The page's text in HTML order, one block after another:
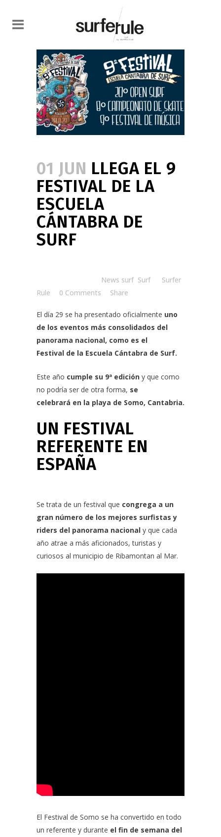
01 JUN LLEGA EL 9
FESTIVAL DE LA
ESCUELA
CÁNTABRA DE
SURF
News surf Surf
Surfer
Rule
0 Comments Share
El día 29 se ha presentado oficialmente uno
de los eventos más consolidados del
panorama nacional, como es el
Festival de la Escuela Cántabra de Surf.
Este año cumple su 9ª edición y que como
no podría ser de otra forma, se
celebrará en la playa de Somo, Cantabria.
UN FESTIVAL
REFERENTE EN
ESPAÑA
Se trata de un festival que congrega a un
gran número de los mejores surfistas y
riders del panorama nacional y que cada
año atrae a más aficionados, turistas y
curiosos al municipio de Ribamontan al Mar.
El Festival de Somo se ha convertido en todo
un referente y durante el fin de semana del